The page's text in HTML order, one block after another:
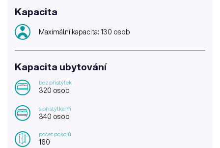
Kapacita
Maximální kapacita: 130 osob
Kapacita ubytování
bez přistýlek
320 osob
s přistýlkami
340 osob
počet pokojů
160